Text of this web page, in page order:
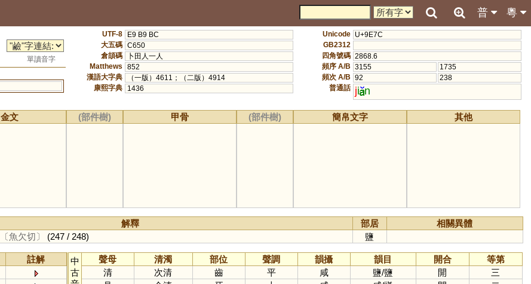
粵
普
單讀音字
UTF-8
E9 B9 BC
大五碼 C650
倉頡碼
卜田人一人
Matthews
852
漢語大字典
（一版）4611；（二版）4914
康熙字典
1436
Unicode U+9E7C
GB2312
四角號碼 2868.6
頻序 A/B 3155
1735
頻次 A/B 92
238
普通話 ji n
金文 (部件樹) 甲骨 (部件樹) 簡帛文字 其他
解釋 部居
相關異體
〔魚欠切〕 (247 / 248) 鹽
註解
中
古
聲母 清濁 部位 聲調 韻攝 韻目 開合
等第
清
次清 齒 平 咸 鹽/鹽 開
三